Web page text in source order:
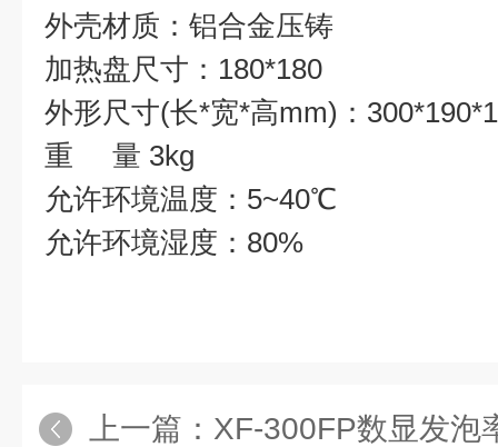
外壳材质：铝合金压铸
加热盘尺寸：180*180
外形尺寸(长*宽*高mm)：
重 量 3kg
允许环境温度：5~40℃
允许环境湿度：80%
上一篇： XF-300FP数显发泡